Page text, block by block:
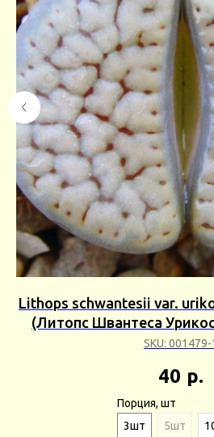
Lithops schwantesii var.
(Литопс Швантеса
Сбор 25г
SKU: 001479-
40 р.
Порция, шт
3шт
5шт